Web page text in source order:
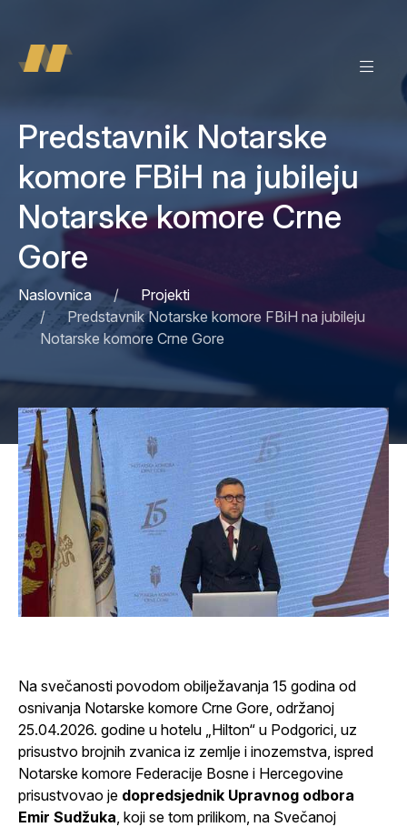
Predstavnik Notarske
komore FBiH na jubileju
Notarske komore Crne
Gore
Naslovnica
Projekti
Predstavnik Notarske komore FBiH na jubileju
Notarske komore Crne Gore
Na svečanosti povodom obilježavanja 15 godina od
osnivanja Notarske komore Crne Gore, održanoj
25.04.2026. godine u hotelu „Hilton“ u Podgorici, uz
prisustvo brojnih zvanica iz zemlje i inozemstva, ispred
Notarske komore Federacije Bosne i Hercegovine
prisustvovao je dopredsjednik Upravnog odbora
Emir Sudžuka , koji se tom prilikom, na Svečanoj